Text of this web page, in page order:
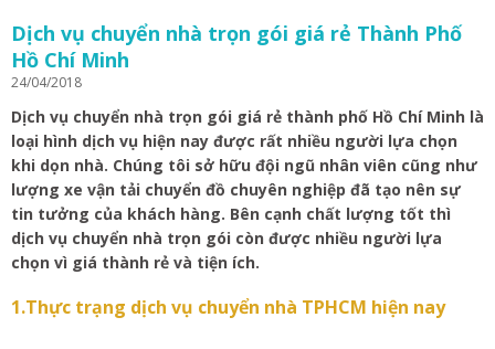
Dịch vụ chuyển nhà trọn gói giá rẻ Thành Phố
Hồ Chí Minh
24/04/2018
Dịch vụ chuyển nhà trọn gói giá rẻ thành phố Hồ Chí Minh là
loại hình dịch vụ hiện nay được rất nhiều người lựa chọn
khi dọn nhà. Chúng tôi sở hữu đội ngũ nhân viên cũng như
lượng xe vận tải chuyển đồ chuyên nghiệp đã tạo nên sự
tin tưởng của khách hàng. Bên cạnh chất lượng tốt thì
dịch vụ chuyển nhà trọn gói còn được nhiều người lựa
chọn vì giá thành rẻ và tiện ích.
1.Thực trạng dịch vụ chuyển nhà TPHCM hiện nay